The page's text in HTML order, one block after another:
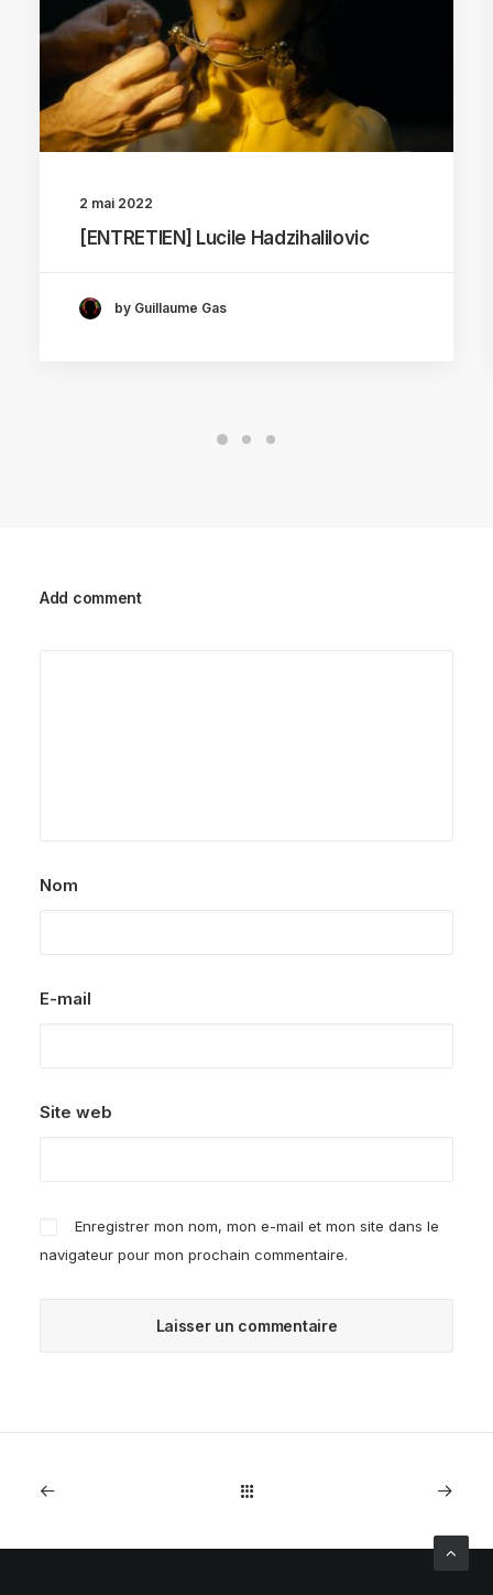
2 mai 2022
[ENTRETIEN] Lucile Hadzihalilovic
by Guillaume Gas
Add comment
Nom
E-mail
Site web
Enregistrer mon nom, mon e-mail et mon site dans le
navigateur pour mon prochain commentaire.